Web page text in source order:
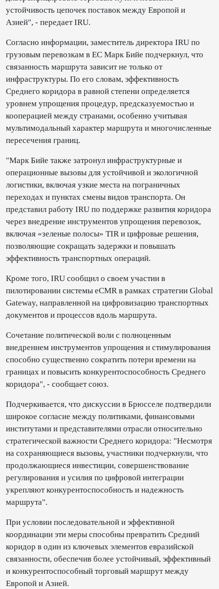
устойчивость цепочек поставок между Европой и
Азией", - передает IRU.
Согласно информации, заместитель директора IRU по
грузовым перевозкам в ЕС Марк Бийе подчеркнул, что
связанность маршрута зависит не только от
инфраструктуры. По его словам, эффективность
Среднего коридора в равной степени определяется
уровнем упрощения процедур, предсказуемостью и
кооперацией между странами, особенно учитывая
мультимодальный характер маршрута и многочисленные
пересечения границ.
"Марк Бийе также затронул инфраструктурные и
операционные вызовы для устойчивой и экологичной
логистики, включая узкие места на пограничных
переходах и пунктах смены видов транспорта. Он
представил работу IRU по поддержке развития коридора
через внедрение инструментов упрощения перевозок,
включая «зеленые полосы» TIR и цифровые решения,
позволяющие сокращать задержки и повышать
эффективность транспортных операций.
Кроме того, IRU сообщил о своем участии в
пилотировании системы eCMR в рамках стратегии Global
Gateway, направленной на цифровизацию транспортных
документов и процессов вдоль маршрута.
Сочетание политической воли с полноценным
внедрением инструментов упрощения и стимулирования
способно существенно сократить потери времени на
границах и повысить конкурентоспособность Среднего
коридора", - сообщает союз.
Подчеркивается, что дискуссии в Брюсселе подтвердили
широкое согласие между политиками, финансовыми
институтами и представителями отрасли относительно
стратегической важности Среднего коридора: "Несмотря
на сохраняющиеся вызовы, участники подчеркнули, что
продолжающиеся инвестиции, совершенствование
регулирования и усилия по цифровой интеграции
укрепляют конкурентоспособность и надежность
маршрута".
При условии последовательной и эффективной
координации эти меры способны превратить Средний
коридор в один из ключевых элементов евразийской
связанности, обеспечив более устойчивый, эффективный
и конкурентоспособный торговый маршрут между
Европой и Азией.